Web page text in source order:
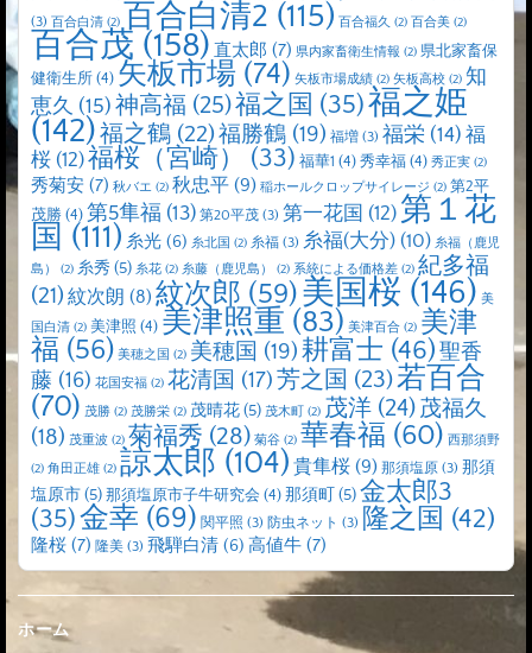
(3) 百合白清 (2) 百合白清2 (115) 百合福久 (2) 百合美 (2)
百合茂 (158) 直太郎 (7) 県内家畜衛生情報 (2) 県北家畜保
健衛生所 (4) 矢板市場 (74) 矢板市場成績 (2) 矢板高校 (2) 知
恵久 (15) 神高福 (25)福之国 (35)福之姫
(142)福之鶴 (22)福勝鶴 (19) 福増 (3) 福栄 (14) 福
桜 (12)福桜（宮崎） (33) 福華1 (4) 秀幸福 (4) 秀正実 (2)
秀菊安 (7) 秋バエ (2) 秋忠平 (9) 稲ホールクロップサイレージ (2) 第2平
茂勝 (4) 第5隼福 (13) 第20平茂 (3) 第一花国 (12) 第１花
国 (111) 糸光 (6) 糸北国 (2) 糸福 (3) 糸福(大分) (10) 糸福（鹿児
島）
(2) 糸秀 (5) 糸花 (2) 糸藤（鹿児島） (2) 系統による価格差 (2) 紀多福
(21) 紋次朗 (8) 紋次郎 (59)美国桜 (146) 美
国白清 (2) 美津照 (4) 美津照重 (83) 美津百合 (2) 美津
福 (56) 美穂之国 (2) 美穂国 (19)耕富士 (46)聖香
藤 (16) 花国安福 (2) 花清国 (17)芳之国 (23)若百合
(70) 茂勝 (2) 茂勝栄 (2) 茂晴花(5) 茂木町 (2) 茂洋 (24)茂福久
(18) 茂重波 (2) 菊福秀 (28) 菊谷 (2) 華春福 (60) 西那須野
(2) 角田正雄 (2) 諒太郎 (104) 貴隼桜 (9) 那須塩原 (3) 那須
塩原市(5) 那須塩原市子牛研究会 (4) 那須町 (5)金太郎3
(35)金幸 (69) 関平照 (3) 防虫ネット (3) 隆之国 (42)
隆桜 (7) 隆美 (3) 飛騨白清 (6) 高値牛 (7)
ホーム